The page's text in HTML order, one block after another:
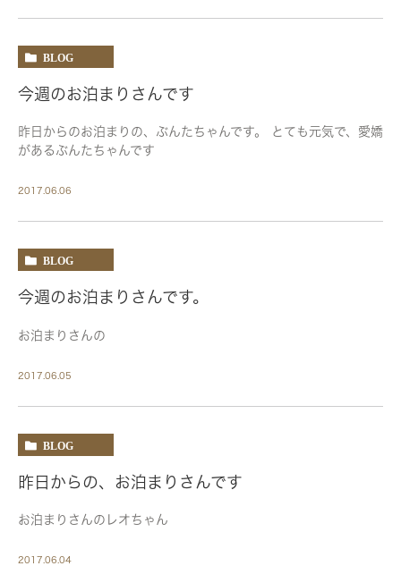
BLOG
今週のお泊まりさんです
昨日からのお泊まりの、ぶんたちゃんです。 とても元気で、愛嬌
があるぶんたちゃんです
2017.06.06
BLOG
今週のお泊まりさんです。
お泊まりさんの
2017.06.05
BLOG
昨日からの、お泊まりさんです
お泊まりさんのレオちゃん
2017.06.04